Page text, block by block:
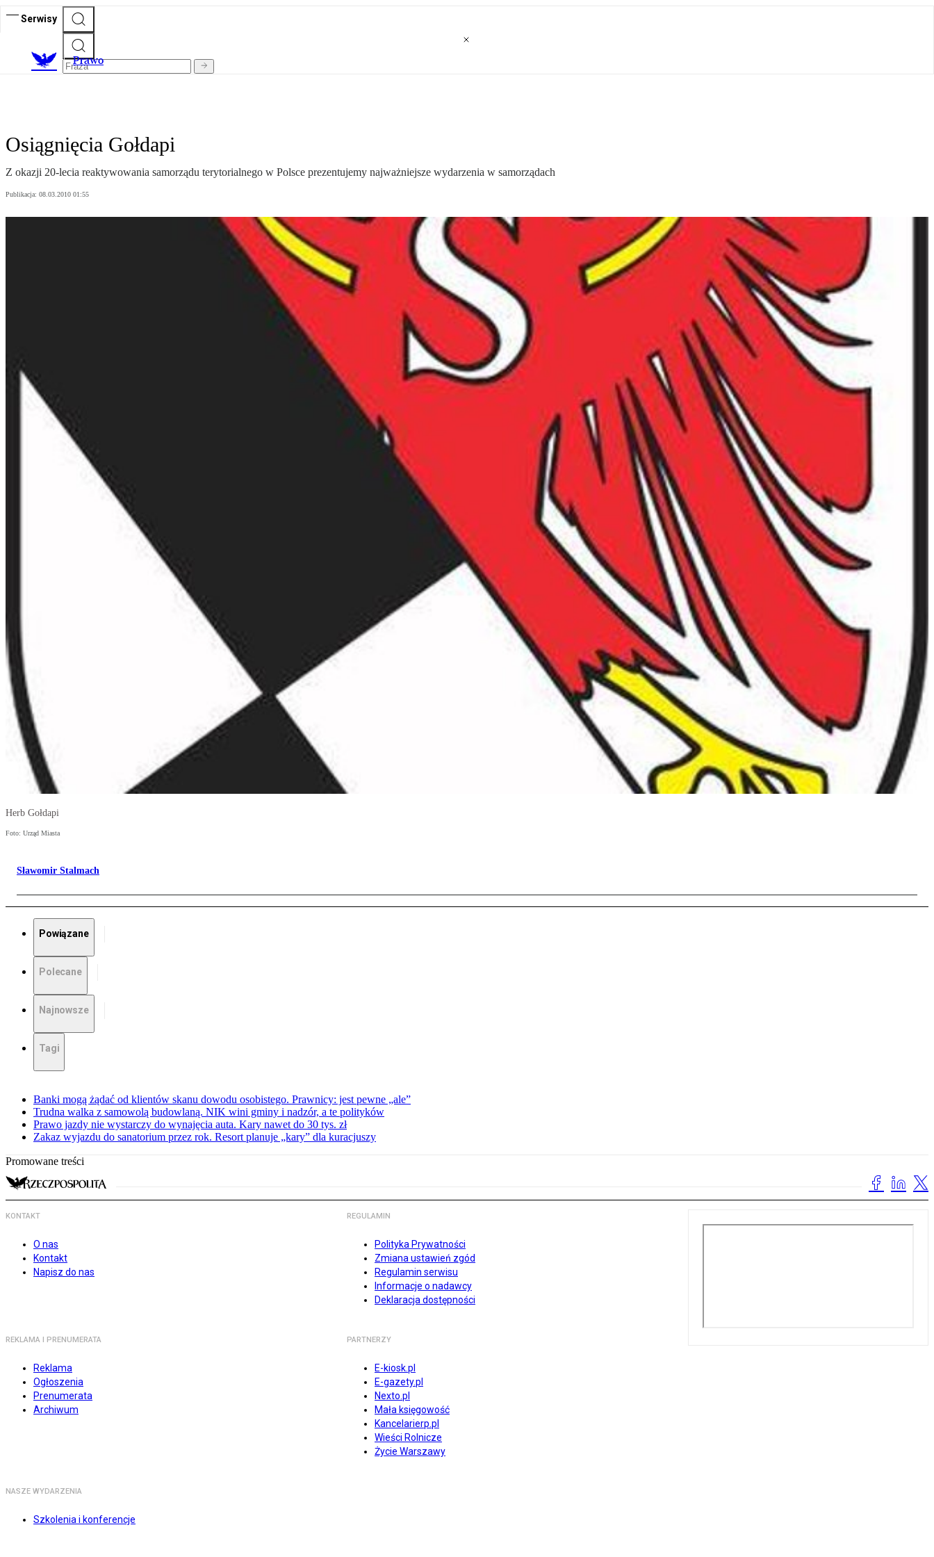
Serwisy
Prawo
Osiągnięcia Gołdapi
Z okazji 20-lecia reaktywowania samorządu terytorialnego w Polsce prezentujemy najważniejsze wydarzenia w samorządach
Publikacja: 08.03.2010 01:55
Herb Gołdapi
Foto: Urząd Miasta
Sławomir Stalmach
Powiązane
Polecane
Najnowsze
Tagi
Banki mogą żądać od klientów skanu dowodu osobistego. Prawnicy: jest pewne „ale”
Trudna walka z samowolą budowlaną. NIK wini gminy i nadzór, a te polityków
Prawo jazdy nie wystarczy do wynajęcia auta. Kary nawet do 30 tys. zł
Zakaz wyjazdu do sanatorium przez rok. Resort planuje „kary” dla kuracjuszy
Promowane treści
KONTAKT
O nas
Kontakt
Napisz do nas
REGULAMIN
Polityka Prywatności
Zmiana ustawień zgód
Regulamin serwisu
Informacje o nadawcy
Deklaracja dostępności
REKLAMA I PRENUMERATA
Reklama
Ogłoszenia
Prenumerata
Archiwum
PARTNERZY
E-kiosk.pl
E-gazety.pl
Nexto.pl
Mała księgowość
Kancelarierp.pl
Wieści Rolnicze
Życie Warszawy
NASZE WYDARZENIA
Szkolenia i konferencje